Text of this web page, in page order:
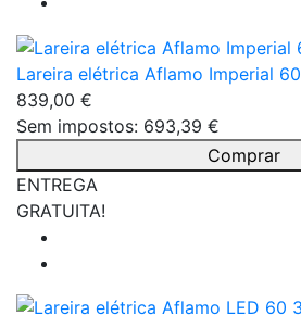
Lareira elétrica Aflamo Imperial 60
839,00 €
Sem impostos: 693,39 €
Comprar
ENTREGA
GRATUITA!